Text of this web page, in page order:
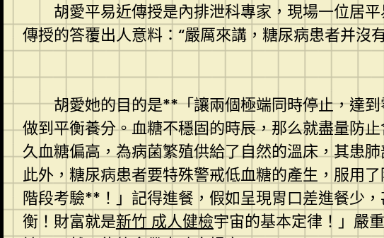
胡愛平易近傳授是內排泄科專家，現場一位居平
傳授的答覆出人意料：“嚴厲來講，糖尿病患者并沒
胡愛她的目的是**「讓兩個極端同時停止，達到
做到平衡養分。血糖不穩固的時辰，那么就盡量防
久血糖偏高，為病菌繁殖供給了自然的溫床，其患
此外，糖尿病患者要特殊警戒低血糖的產生，服用
階段考驗**！」記得進餐，假如呈現胃口差進餐少
衡！財富就是新竹 成人健檢宇宙的基本定律！」嚴